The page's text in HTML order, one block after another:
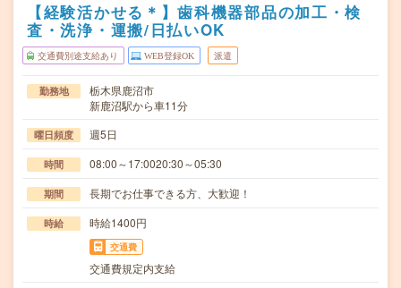
【経験活かせる＊】歯科機器部品の加工・検
査・洗浄・運搬/日払いOK
交通費別途支給あり WEB登録OK 派遣
勤務地
栃木県鹿沼市
新鹿沼駅から車11分
曜日頻度 週5日
時間 08:00～17:0020:30～05:30
期間 長期でお仕事できる方、大歓迎！
時給 時給1400円
交通費
交通費規定内支給